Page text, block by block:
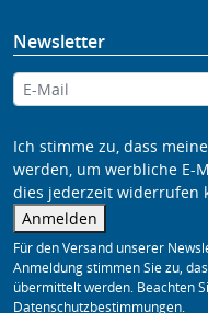
Newsletter
Ich stimme zu, dass
werden, um werbliche E-
dies jederzeit widerrufen
Anmelden
Für den Versand unserer
Anmeldung stimmen Sie zu,
übermittelt werden. Beachten
Datenschutzbestimmungen.